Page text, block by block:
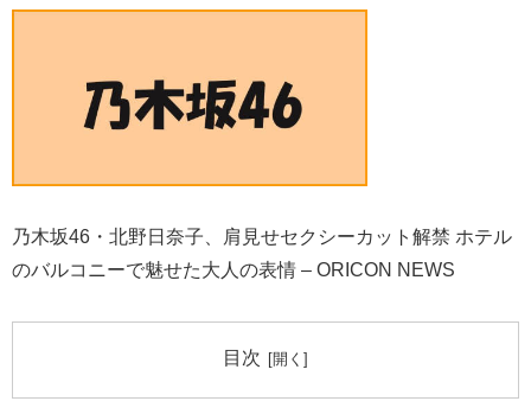
乃木坂46・北野日奈子、肩見せセクシーカット解禁 ホテル
のバルコニーで魅せた大人の表情 – ORICON NEWS
目次